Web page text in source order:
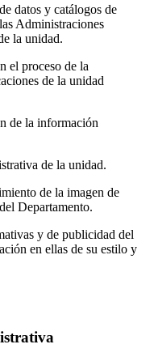
datos y catálogos de
Administraciones
la unidad.
el proceso de la
de la unidad
de la información
de la unidad.
de la imagen de
Departamento.
y de publicidad del
en ellas de su estilo y